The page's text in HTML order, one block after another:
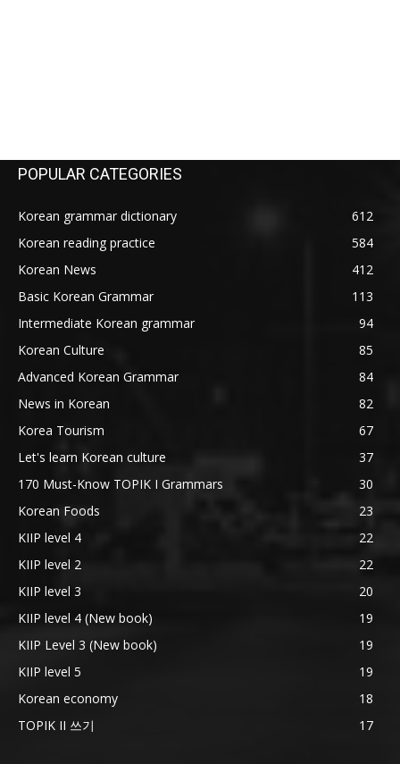
POPULAR CATEGORIES
Korean grammar dictionary
612
Korean reading practice
584
Korean News
412
Basic Korean Grammar
113
Intermediate Korean grammar
94
Korean Culture
85
Advanced Korean Grammar
84
News in Korean
82
Korea Tourism
67
Let's learn Korean culture
37
170 Must-Know TOPIK I Grammars
30
Korean Foods
23
KIIP level 4
22
KIIP level 2
22
KIIP level 3
20
KIIP level 4 (New book)
19
KIIP Level 3 (New book)
19
KIIP level 5
19
Korean economy
18
TOPIK II 쓰기
17